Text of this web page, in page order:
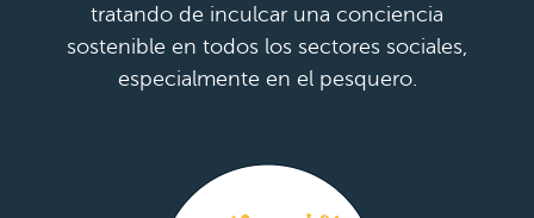
tratando de inculcar una conciencia
sostenible en todos los sectores sociales,
especialmente en el pesquero.